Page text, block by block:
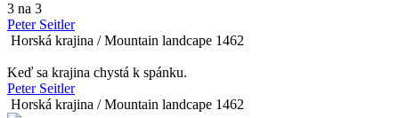
3 na 3
Peter Seitler
Horská krajina / Mountain landcape 1462
Keď sa krajina chystá k spánku.
Peter Seitler
Horská krajina / Mountain landcape 1462